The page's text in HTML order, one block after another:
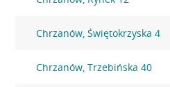
Chrzanów, Świętokrzyska 4
Chrzanów, Trzebińska 40